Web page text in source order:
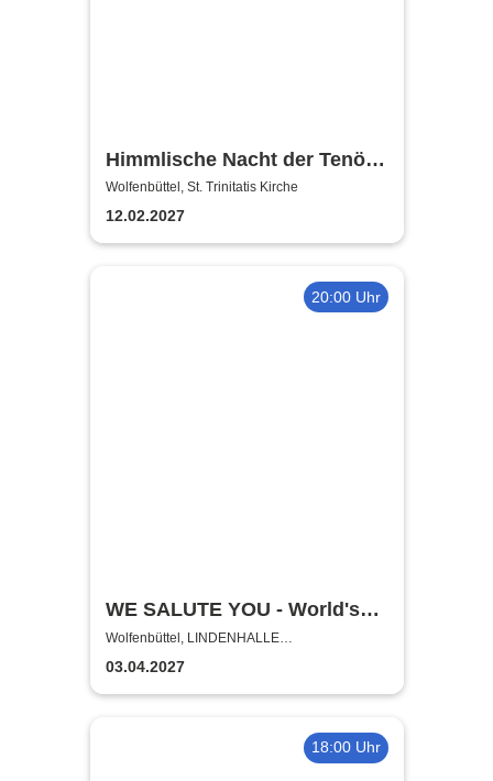
Himmlische Nacht der Tenöre
- Das Original - Live und ohne
technische Verstärkung
Wolfenbüttel, St. Trinitatis Kirche
12.02.2027
20:00 Uhr
WE SALUTE YOU - World's
biggest Tribute to AC/DC
Wolfenbüttel, LINDENHALLE
WOLFENBÜTTEL
03.04.2027
18:00 Uhr